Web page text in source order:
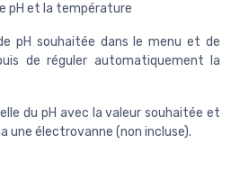
pH et la température
pH souhaitée dans le menu et de
de réguler automatiquement la
du pH avec la valeur souhaitée et
une électrovanne (non incluse).